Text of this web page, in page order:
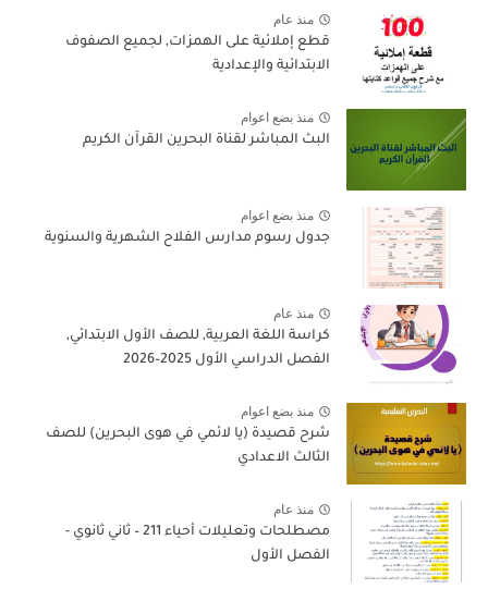
منذ عام
قطع إملائية على الهمزات, لجميع الصفوف
الابتدائية والإعدادية
منذ بضع اعوام
البث المباشر لقناة البحرين القرآن الكريم
منذ بضع اعوام
جدول رسوم مدارس الفلاح الشهرية والسنوية
منذ عام
كراسة اللغة العربية, للصف الأول الابتدائي,
الفصل الدراسي الأول 2025–2026
منذ بضع اعوام
شرح قصيدة (يا لائمي في هوى البحرين) للصف
الثالث الاعدادي
منذ عام
مصطلحات وتعليلات أحياء 211 – ثاني ثانوي -
الفصل الأول